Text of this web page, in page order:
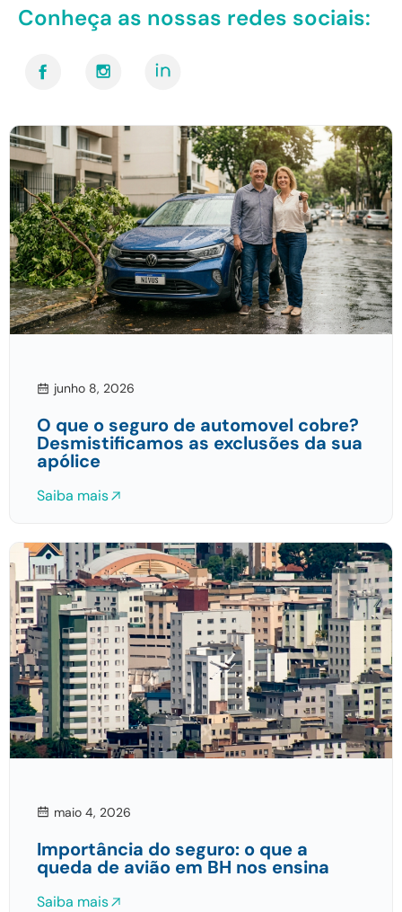
Conheça as nossas redes sociais:
junho 8, 2026
O que o seguro de automovel cobre?
Desmistificamos as exclusões da sua
apólice
Saiba mais
maio 4, 2026
Importância do seguro: o que a
queda de avião em BH nos ensina
Saiba mais